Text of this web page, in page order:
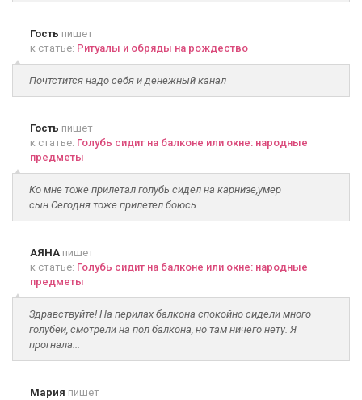
Гость пишет
к статье: Ритуалы и обряды на рождество
Почтстится надо себя и денежный канал
Гость пишет
к статье: Голубь сидит на балконе или окне: народные
предметы
Ко мне тоже прилетал голубь сидел на карнизе,умер
сын.Сегодня тоже прилетел боюсь..
АЯНА пишет
к статье: Голубь сидит на балконе или окне: народные
предметы
Здравствуйте! На перилах балкона спокойно сидели много
голубей, смотрели на пол балкона, но там ничего нету. Я
прогнала...
Мария пишет